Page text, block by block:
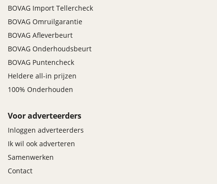
BOVAG Import Tellercheck
BOVAG Omruilgarantie
BOVAG Afleverbeurt
BOVAG Onderhoudsbeurt
BOVAG Puntencheck
Heldere all-in prijzen
100% Onderhouden
Voor adverteerders
Inloggen adverteerders
Ik wil ook adverteren
Samenwerken
Contact